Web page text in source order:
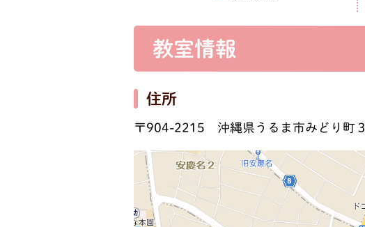
教室情報
住所
〒904-2215 沖縄県うるま市みどり町